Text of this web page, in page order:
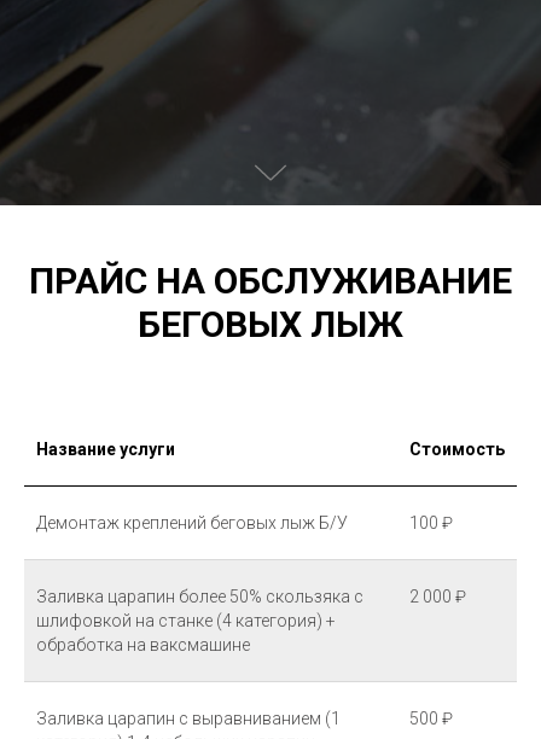
ПРАЙС НА ОБСЛУЖИВАНИЕ
БЕГОВЫХ ЛЫЖ
Название услуги Стоимость
Демонтаж креплений беговых лыж Б/У 100 ₽
Заливка царапин более 50% скользяка с
шлифовкой на станке (4 категория) +
обработка на ваксмашине
2 000 ₽
Заливка царапин с выравниванием (1
500 ₽